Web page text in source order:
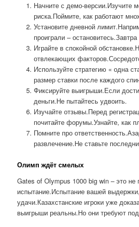
Начните с демо-версии.Изучите
риска.Поймите, как работают
Установите дневной
проиграли –
Играйте в спокойной
отвлекающих
Используйте стратегию « одна
размер ставки после каждого
Фиксируйте выигрыши.Если
деньги.Не пытайтесь удвоить.
Изучайте отзывы.Перед
почитайте форумы.Узнайте, как
Помните про
развлечение.Не ставьте
Олимп ждёт смелых
Gates of Olympus 1000 big win – это не
испытание.Испытание вашей
удачи.Казахстанские игроки уже
выигрыши реальны.Но они требуют